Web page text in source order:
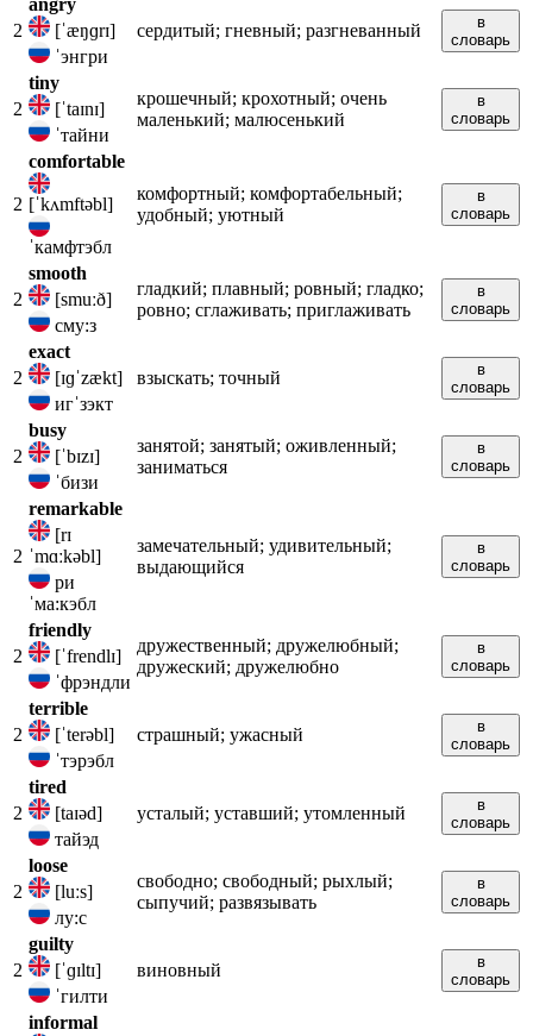
2
[ˈæŋɡrɪ]
ˈэнгри
сердитый; гневный; разгневанный
в
словарь
2
tiny
[ˈtaɪnɪ]
ˈтайни
крошечный; крохотный; очень
маленький; малюсенький
в
словарь
2
comfortable
[ˈkʌmftəbl]
ˈкамфтэбл
комфортный; комфортабельный;
удобный; уютный
в
словарь
2
smooth
[smuːð]
сму:з
гладкий; плавный; ровный; гладко;
ровно; сглаживать; приглаживать
в
словарь
2
exact
[ɪɡˈzækt]
игˈзэкт
взыскать; точный
в
словарь
2
busy
[ˈbɪzɪ]
ˈбизи
занятой; занятый; оживленный;
заниматься
в
словарь
2
remarkable
[rɪ
ˈmɑːkəbl]
ри
ˈма:кэбл
замечательный; удивительный;
выдающийся
в
словарь
2
friendly
[ˈfrendlɪ]
ˈфрэндли
дружественный; дружелюбный;
дружеский; дружелюбно
в
словарь
2
terrible
[ˈterəbl]
ˈтэрэбл
страшный; ужасный
в
словарь
2
tired
[taɪəd]
тайэд
усталый; уставший; утомленный
в
словарь
2
loose
[luːs]
лу:с
свободно; свободный; рыхлый;
сыпучий; развязывать
в
словарь
2
guilty
[ˈɡɪltɪ]
ˈгилти
виновный
в
словарь
informal